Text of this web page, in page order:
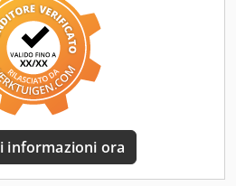
elevatori diesel Baricentro di
180 mm Spessore forcella: 75
Ovest Tipo di albero: Triplex
Classe di velocità: 20
Chsdpfsxr R Efex Af Hsa
Tipologia gomme anteriori:
anteriori Condizioni: Nuovi
Superelastiche Pneumatici
traslatore laterale,
4a valvola, luce di lavoro
informazioni ora